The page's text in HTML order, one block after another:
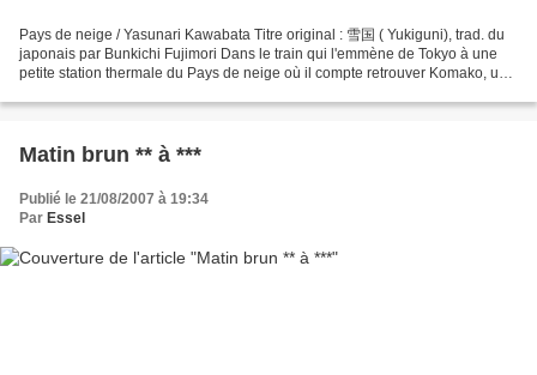
Pays de neige / Yasunari Kawabata Titre original : 雪国 ( Yukiguni), trad. du
japonais par Bunkichi Fujimori Dans le train qui l'emmène de Tokyo à une
petite station thermale du Pays de neige où il compte retrouver Komako, une
Matin brun ** à ***
Publié le 21/08/2007 à 19:34
Par Essel